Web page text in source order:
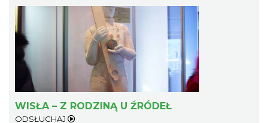
WISŁA – Z RODZINĄ U ŹRÓDEŁ
ODSŁUCHAJ